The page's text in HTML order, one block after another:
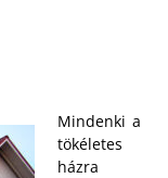
Mindenki a
tökéletes
házra